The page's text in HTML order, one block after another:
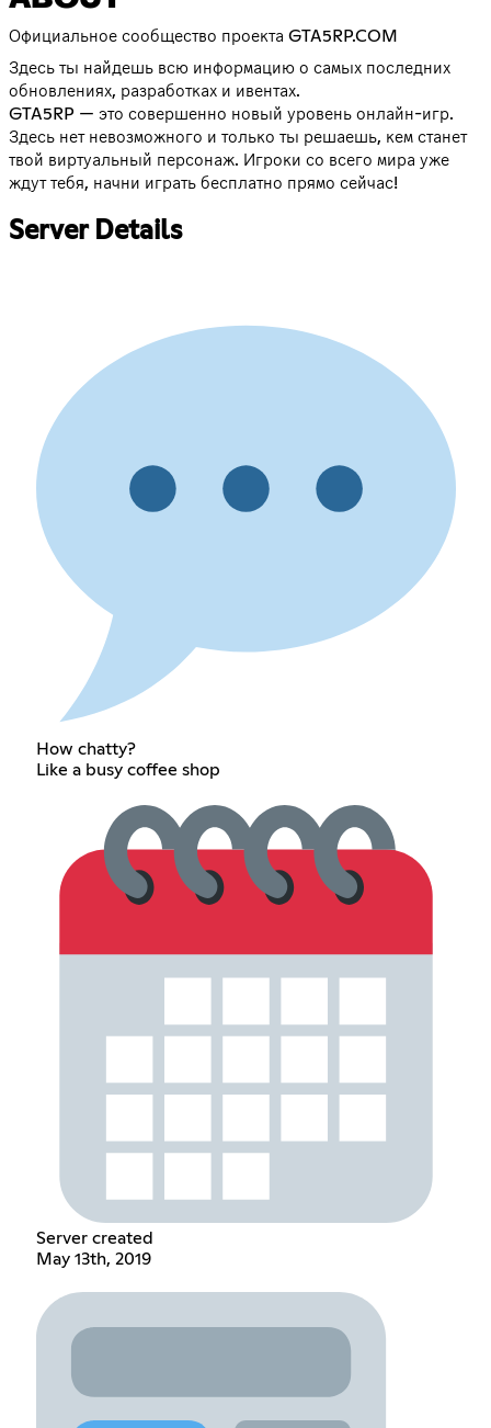
Официальное сообщество проекта GTA5RP.COM
Здесь ты найдешь всю информацию о самых последних
обновлениях, разработках и ивентах.
GTA5RP — это совершенно новый уровень онлайн-игр.
Здесь нет невозможного и только ты решаешь, кем станет
твой виртуальный персонаж. Игроки со всего мира уже
ждут тебя, начни играть бесплатно прямо сейчас!
Server Details
How chatty?
Like a busy coffee shop
Server created
May 13th, 2019